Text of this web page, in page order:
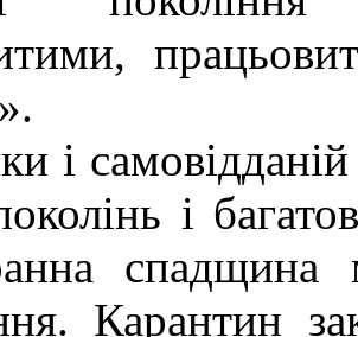
і
і
спадщина
Карантин